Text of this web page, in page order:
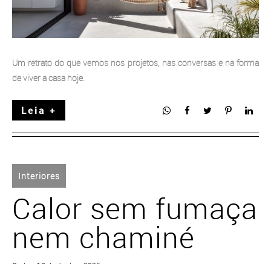
Um retrato do que vemos nos projetos, nas conversas e na forma
de viver a casa hoje.
Leia +
Interiores
Calor sem fumaça
nem chaminé